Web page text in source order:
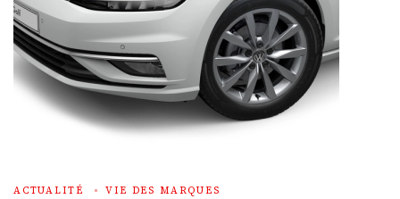
ACTUALITÉ VIE DES MARQUES